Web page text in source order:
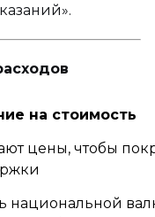
на стоимость
цены, чтобы
национальной